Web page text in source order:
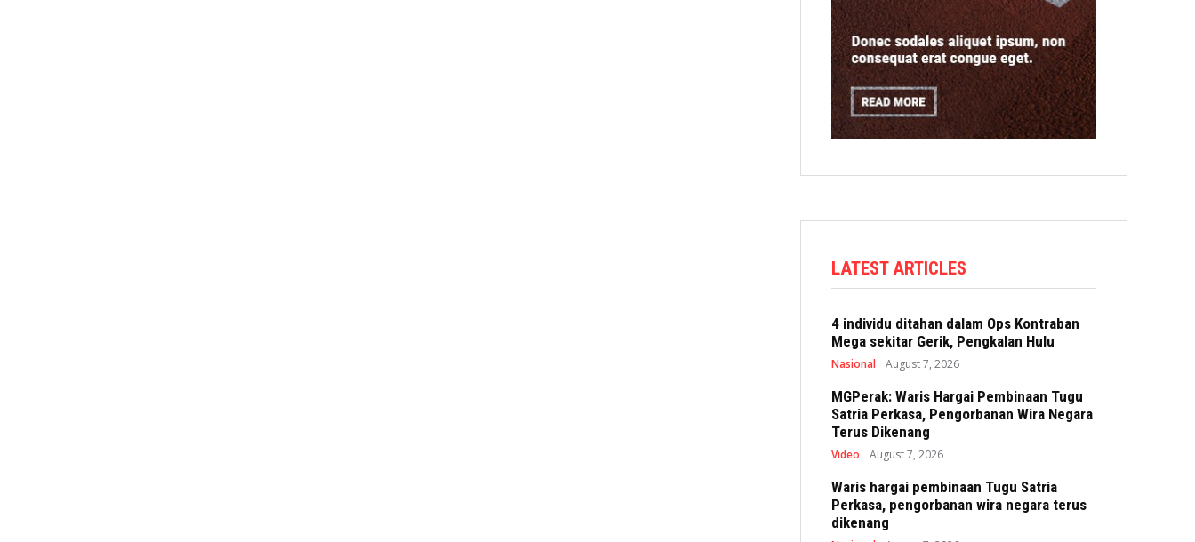
LATEST ARTICLES
4 individu ditahan dalam Ops Kontraban
Mega sekitar Gerik, Pengkalan Hulu
Nasional August 7, 2026
MGPerak: Waris Hargai Pembinaan Tugu
Satria Perkasa, Pengorbanan Wira Negara
Terus Dikenang
Video August 7, 2026
Waris hargai pembinaan Tugu Satria
Perkasa, pengorbanan wira negara terus
dikenang